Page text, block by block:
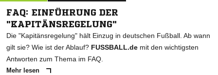
FAQ: EINFÜHRUNG DER
"KAPITÄNSREGELUNG"
Die "Kapitänsregelung" hält Einzug in deutschen Fußball. Ab wann
gilt sie? Wie ist der Ablauf? FUSSBALL.de mit den wichtigsten
Antworten zum Thema im FAQ.
Mehr lesen